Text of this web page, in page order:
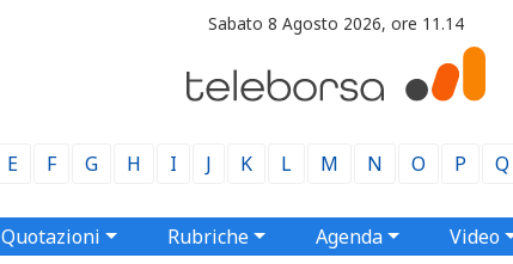
Sabato 8 Agosto 2026, ore 11.14
E F G H I J K L M N O P Q
Quotazioni Rubriche Agenda Video